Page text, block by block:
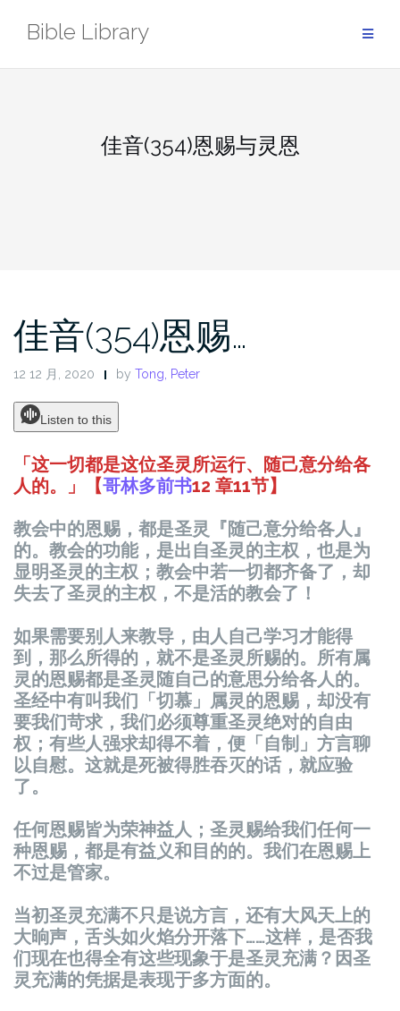
Bible Library
佳音(354)恩赐与灵恩
佳音(354)恩赐…
12 12 月, 2020 by Tong, Peter
Listen to this
「这一切都是这位圣灵所运行、随己意分给各
人的。」【哥林多前书12 章11节】
教会中的恩赐，都是圣灵『随己意分给各人』
的。教会的功能，是出自圣灵的主权，也是为
显明圣灵的主权；教会中若一切都齐备了，却
失去了圣灵的主权，不是活的教会了！
如果需要别人来教导，由人自己学习才能得
到，那么所得的，就不是圣灵所赐的。所有属
灵的恩赐都是圣灵随自己的意思分给各人的。
圣经中有叫我们「切慕」属灵的恩赐，却没有
要我们苛求，我们必须尊重圣灵绝对的自由
权；有些人强求却得不着，便「自制」方言聊
以自慰。这就是死被得胜吞灭的话，就应验
了。
任何恩赐皆为荣神益人；圣灵赐给我们任何一
种恩赐，都是有益义和目的的。我们在恩赐上
不过是管家。
当初圣灵充满不只是说方言，还有大风天上的
大晌声，舌头如火焰分开落下……这样，是否我
们现在也得全有这些现象于是圣灵充满？因圣
灵充满的凭据是表现于多方面的。